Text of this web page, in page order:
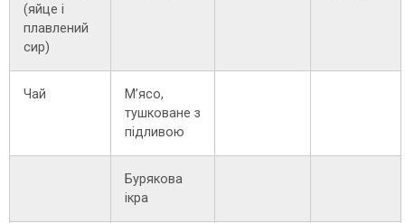
(яйце і
плавлений
сир)
Чай
М’ясо,
тушковане з
підливою
Бурякова
ікра